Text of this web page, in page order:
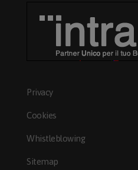
Privacy
Cookies
Whistleblowing
Sitemap